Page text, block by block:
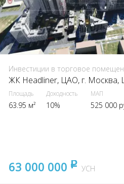
Инвестиции в торговое
Площадь
63.95 м²
Доходность
10%
МАП
525 000
63 000 000 pуб
УСН